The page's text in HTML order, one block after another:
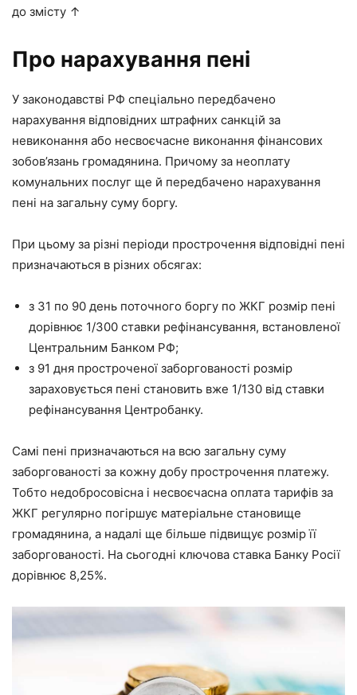
до змісту ↑
Про нарахування пені
У законодавстві РФ спеціально передбачено
нарахування відповідних штрафних санкцій за
невиконання або несвоєчасне виконання фінансових
зобов’язань громадянина. Причому за неоплату
комунальних послуг ще й передбачено нарахування
пені на загальну суму боргу.
При цьому за різні періоди прострочення відповідні пені
призначаються в різних обсягах:
з 31 по 90 день поточного боргу по ЖКГ розмір пені
дорівнює 1/300 ставки рефінансування, встановленої
Центральним Банком РФ;
з 91 дня простроченої заборгованості розмір
зараховується пені становить вже 1/130 від ставки
рефінансування Центробанку.
Самі пені призначаються на всю загальну суму
заборгованості за кожну добу прострочення платежу.
Тобто недобросовісна і несвоєчасна оплата тарифів за
ЖКГ регулярно погіршує матеріальне становище
громадянина, а надалі ще більше підвищує розмір її
заборгованості. На сьогодні ключова ставка Банку Росії
дорівнює 8,25%.